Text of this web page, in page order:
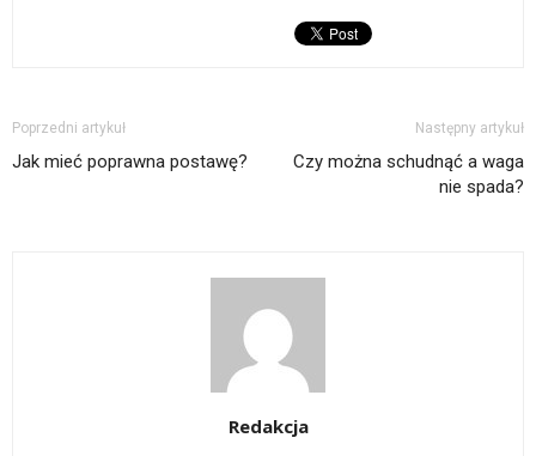
Poprzedni artykuł
Jak mieć poprawna postawę?
Następny artykuł
Czy można schudnąć a waga
nie spada?
Redakcja